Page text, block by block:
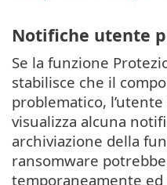
Notifiche utente
Se la funzione
stabilisce che il
problematico,
visualizza alcuna
archiviazione della
ransomware
temporaneamente ed